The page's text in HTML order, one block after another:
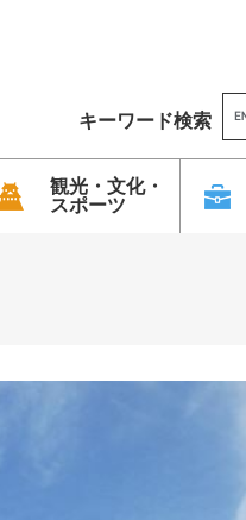
キーワード検索
G
o
g
l
観光・文化・
スポーツ